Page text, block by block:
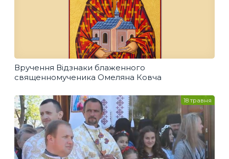
Вручення Відзнаки блаженного
священномученика Омеляна Ковча
18 травня